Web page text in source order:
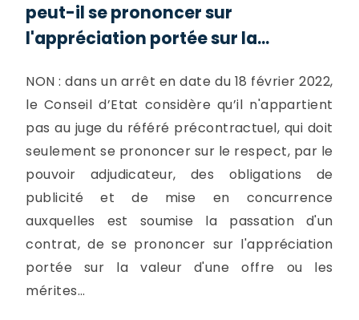
peut-il se prononcer sur
l'appréciation portée sur la...
NON : dans un arrêt en date du 18 février 2022,
le Conseil d’Etat considère qu’il n'appartient
pas au juge du référé précontractuel, qui doit
seulement se prononcer sur le respect, par le
pouvoir adjudicateur, des obligations de
publicité et de mise en concurrence
auxquelles est soumise la passation d'un
contrat, de se prononcer sur l'appréciation
portée sur la valeur d'une offre ou les
mérites...